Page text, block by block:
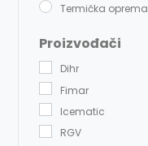
Termička oprema
Proizvođači
Dihr
Fimar
Icematic
RGV